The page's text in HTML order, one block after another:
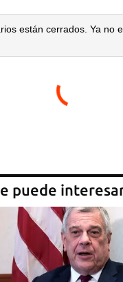
como favorito,
con tu cuenta de
INICIAR SESIÓN
están cerrados. Ya no
puede